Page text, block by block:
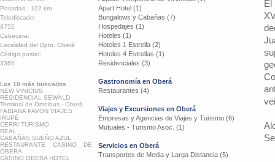
Posadas : 102 km
Telediscado:
3755
Cabecera:
Localidad del Dpto. Oberá
Código postal:
3360
Los 10 más buscados
NEW VINICIUS
RESIDENCIAL SEWALD
Terminal de Omnibus - Oberá
FABIANA PAVON VIAJES
IRUPÉ
CERRI TURISMO
REAL
CABAÑAS SUEÑO AZUL
RESTAURANTE CASINO DE
OBERA
CASINO OBERA HOTEL
Apart Hotel (1)
Bungalows y Cabañas (7)
Hospedajes (1)
Hoteles (1)
Hoteles 1 Estrella (2)
Hoteles 4 Estrellas (1)
Residenciales (3)
Gastronomía en Oberá
Restaurantes (4)
Viajes y Excursiones en Oberá
Empresas y Agencias de Viajes y Turismo (6)
Mutuales - Turismo Asoc. (1)
Servicios en Oberá
Transportes de Media y Larga Distancia (5)
El